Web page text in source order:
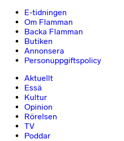
E-tidningen
Om Flamman
Backa Flamman
Butiken
Annonsera
Personuppgiftspolicy
Aktuellt
Essä
Kultur
Opinion
Rörelsen
TV
Poddar